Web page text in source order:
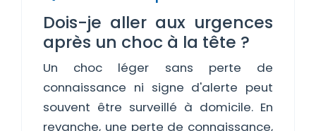
Dois-je aller aux urgences
après un choc à la tête ?
Un choc léger sans perte de
connaissance ni signe d'alerte peut
souvent être surveillé à domicile. En
revanche, une perte de connaissance,